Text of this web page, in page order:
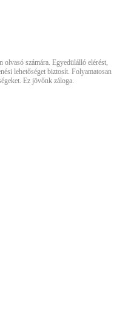
számára. Egyedülálló elérést,
lehetőséget biztosít. Folyamatosan
Ez jövőnk záloga.